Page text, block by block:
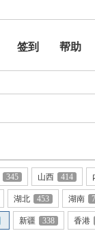
签到
帮助
345 山西 414
湖北 453 湖南
新疆 338 香港